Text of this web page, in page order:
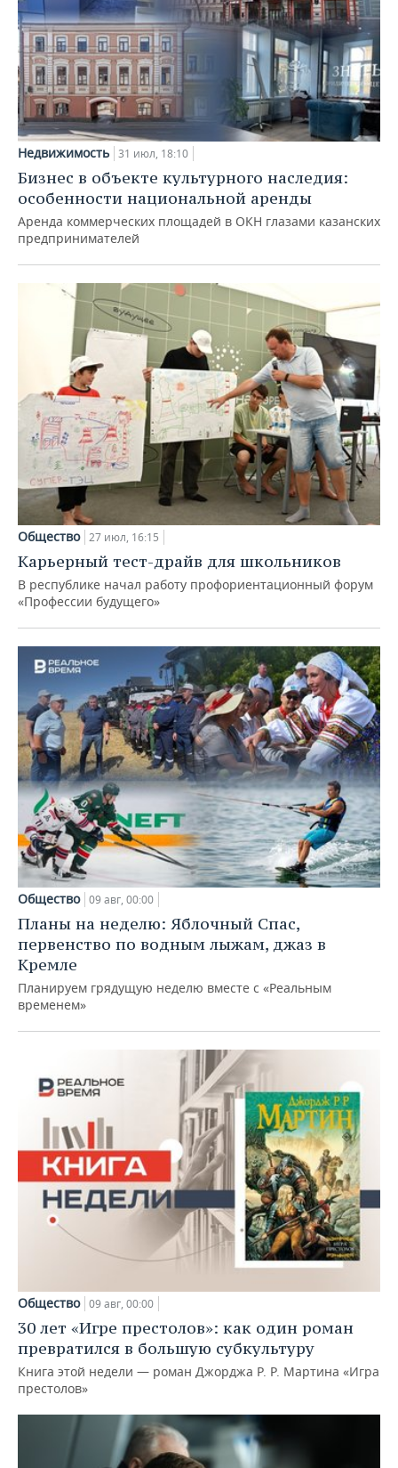
Недвижимость 31 июл, 18:10
Бизнес в объекте культурного наследия:
особенности национальной аренды
Аренда коммерческих площадей в ОКН глазами казанских
предпринимателей
Общество 27 июл, 16:15
Карьерный тест-драйв для школьников
В республике начал работу профориентационный форум
«Профессии будущего»
Общество 09 авг, 00:00
Планы на неделю: Яблочный Спас,
первенство по водным лыжам, джаз в
Кремле
Планируем грядущую неделю вместе с «Реальным
временем»
Общество 09 авг, 00:00
30 лет «Игре престолов»: как один роман
превратился в большую субкультуру
Книга этой недели — роман Джорджа Р. Р. Мартина «Игра
престолов»